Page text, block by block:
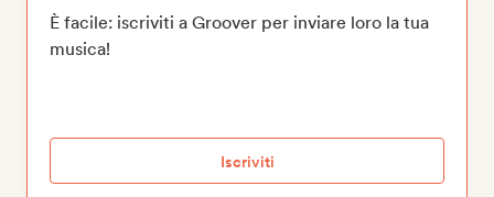
È facile: iscriviti a Groover per inviare loro la tua
musica!
Iscriviti